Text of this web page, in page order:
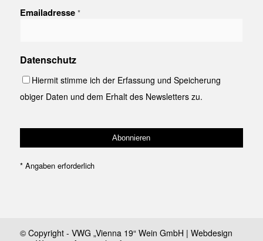
Emailadresse *
Datenschutz
Hiermit stimme ich der Erfassung und Speicherung
obiger Daten und dem Erhalt des Newsletters zu.
*Angaben erforderlich
© Copyright - VWG „Vienna 19“ Wein GmbH | Webdesign